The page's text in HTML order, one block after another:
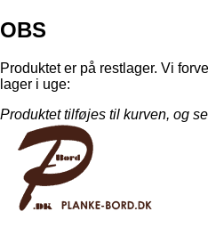
OBS
Produktet er på restlager. Vi
lager i uge:
Produktet tilføjes til kurven, og